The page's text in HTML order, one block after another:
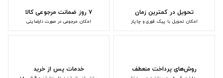
تحویل در کمترین زمان
امکان تحویل با پیک فوری و چاپار
۷ روز ضمانت مرجوعی کالا
امکان مرجوعی در صورت نارضایتی
روش‌های پرداخت منعطف خدمات پس از خرید